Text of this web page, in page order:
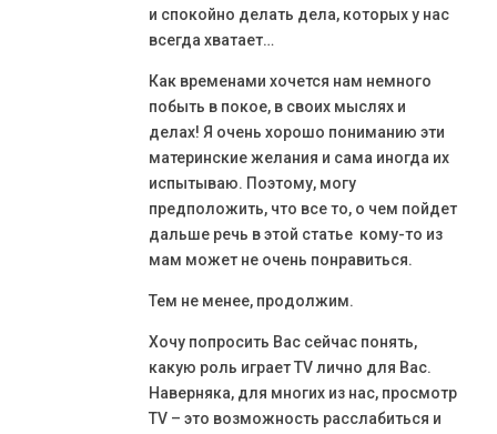
и спокойно делать дела, которых у нас
всегда хватает…
Как временами хочется нам немного
побыть в покое, в своих мыслях и
делах! Я очень хорошо пониманию эти
материнские желания и сама иногда их
испытываю. Поэтому, могу
предположить, что все то, о чем пойдет
дальше речь в этой статье кому-то из
мам может не очень понравиться.
Тем не менее, продолжим.
Хочу попросить Вас сейчас понять,
какую роль играет TV лично для Вас.
Наверняка, для многих из нас, просмотр
TV – это возможность расслабиться и